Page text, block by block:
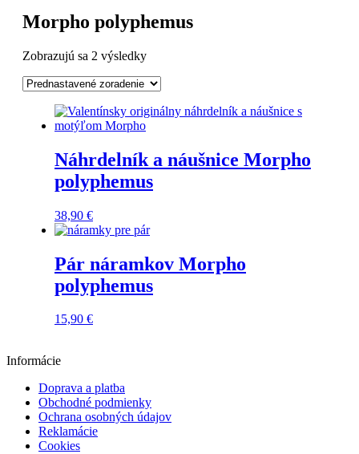
Morpho polyphemus
Zobrazujú sa 2 výsledky
Náhrdelník a náušnice Morpho
polyphemus
38,90 €
Pár náramkov Morpho
polyphemus
15,90 €
Informácie
Doprava a platba
Obchodné podmienky
Ochrana osobných údajov
Reklamácie
Cookies